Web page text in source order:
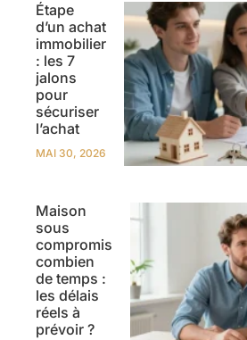
Étape
d’un achat
immobilier
: les 7
jalons
pour
sécuriser
l’achat
MAI 30, 2026
Maison
sous
compromis
combien
de temps :
les délais
réels à
prévoir ?